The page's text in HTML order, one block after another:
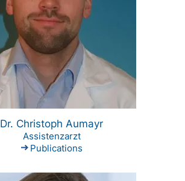
Dr. Christoph Aumayr
Assistenzarzt
Publications